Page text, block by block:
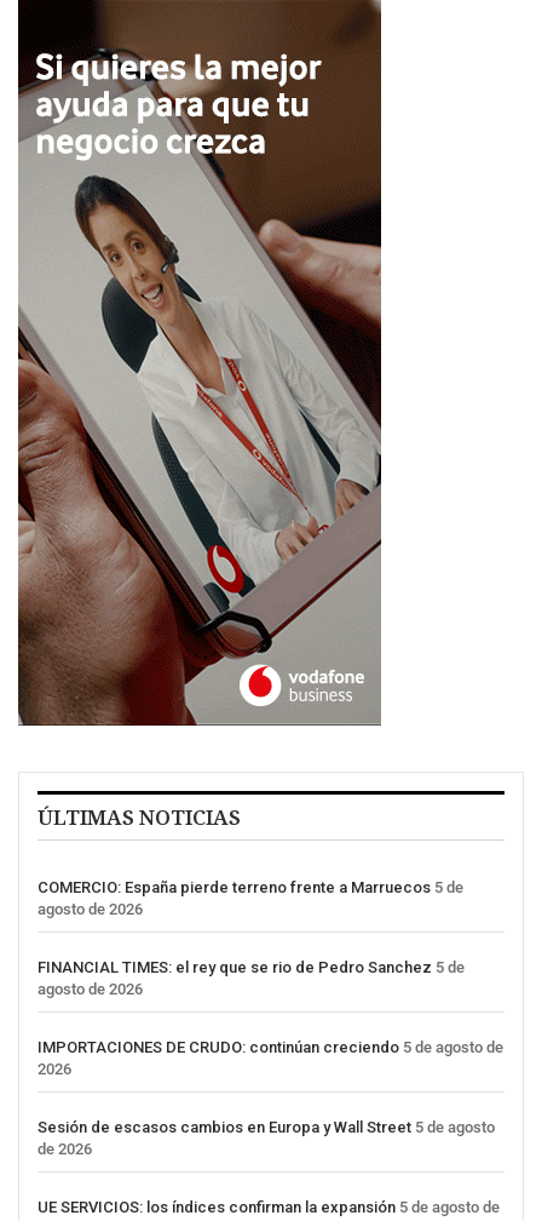
ÚLTIMAS NOTICIAS
COMERCIO: España pierde terreno frente a Marruecos 5 de
agosto de 2026
FINANCIAL TIMES: el rey que se rio de Pedro Sanchez 5 de
agosto de 2026
IMPORTACIONES DE CRUDO: continúan creciendo 5 de agosto de
2026
Sesión de escasos cambios en Europa y Wall Street 5 de agosto
de 2026
UE SERVICIOS: los índices confirman la expansión 5 de agosto de